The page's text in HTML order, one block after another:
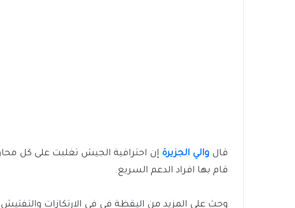
قال والي الجزيرة إن احترافية الجيش تغلبت على كل
قام بها افراد الدعم السريع.
وحث على المزيد من اليقظة في فى الارتكازات